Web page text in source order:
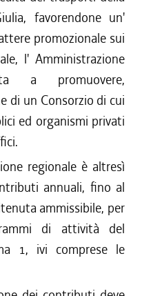
favorendone un'
promozionale sui
l' Amministrazione
a promuovere,
di un Consorzio di cui
ed organismi privati
regionale è altresì
annuali, fino al
ammissibile, per
di attività del
1, ivi comprese le